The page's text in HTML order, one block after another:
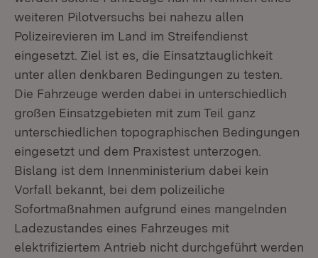
weiteren Pilotversuchs bei nahezu allen
Polizeirevieren im Land im Streifendienst
eingesetzt. Ziel ist es, die Einsatztauglichkeit
unter allen denkbaren Bedingungen zu testen.
Die Fahrzeuge werden dabei in unterschiedlich
großen Einsatzgebieten mit zum Teil ganz
unterschiedlichen topographischen Bedingungen
eingesetzt und dem Praxistest unterzogen.
Bislang ist dem Innenministerium dabei kein
Vorfall bekannt, bei dem polizeiliche
Sofortmaßnahmen aufgrund eines mangelnden
Ladezustandes eines Fahrzeuges mit
elektrifiziertem Antrieb nicht durchgeführt werden